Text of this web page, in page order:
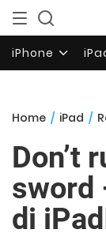
iPhone
Home / iPad /
Don’t
sword
di